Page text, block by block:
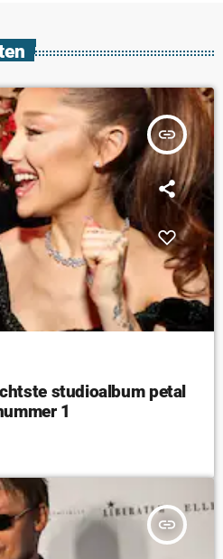
insert_link
studioalbum petal
1
insert_link